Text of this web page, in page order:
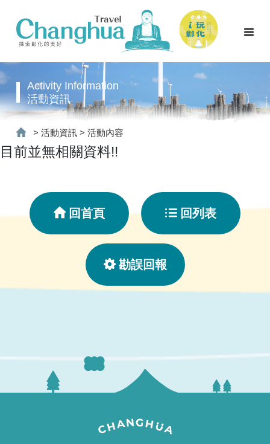
Activity Information
活動資訊
> 活動資訊 > 活動內容
目前並無相關資料!!
回首頁 回列表
勘誤回報